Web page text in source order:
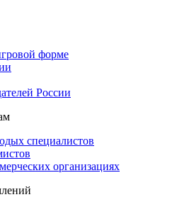
форме
России
специалистов
организациях